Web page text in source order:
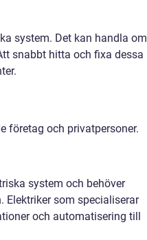
system. Det kan handla om
snabbt hitta och fixa dessa
företag och privatpersoner.
system och behöver
Elektriker som specialiserar
och automatisering till